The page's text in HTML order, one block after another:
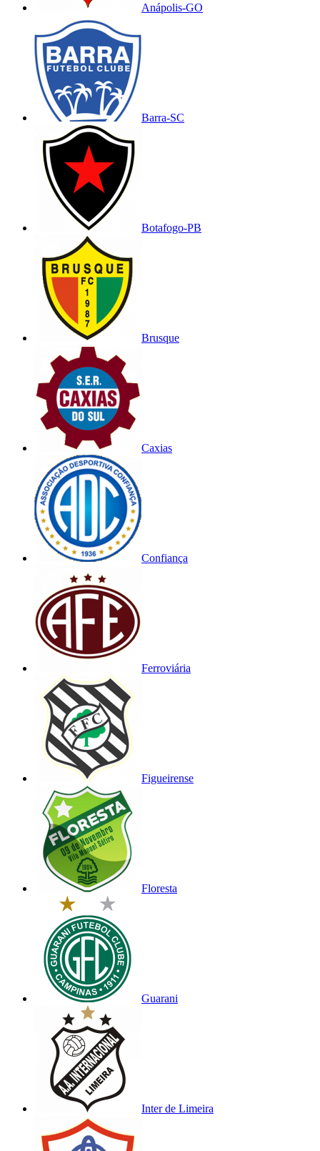
Anápolis-GO
Barra-SC
Botafogo-PB
Brusque
Caxias
Confiança
Ferroviária
Figueirense
Floresta
Guarani
Inter de Limeira